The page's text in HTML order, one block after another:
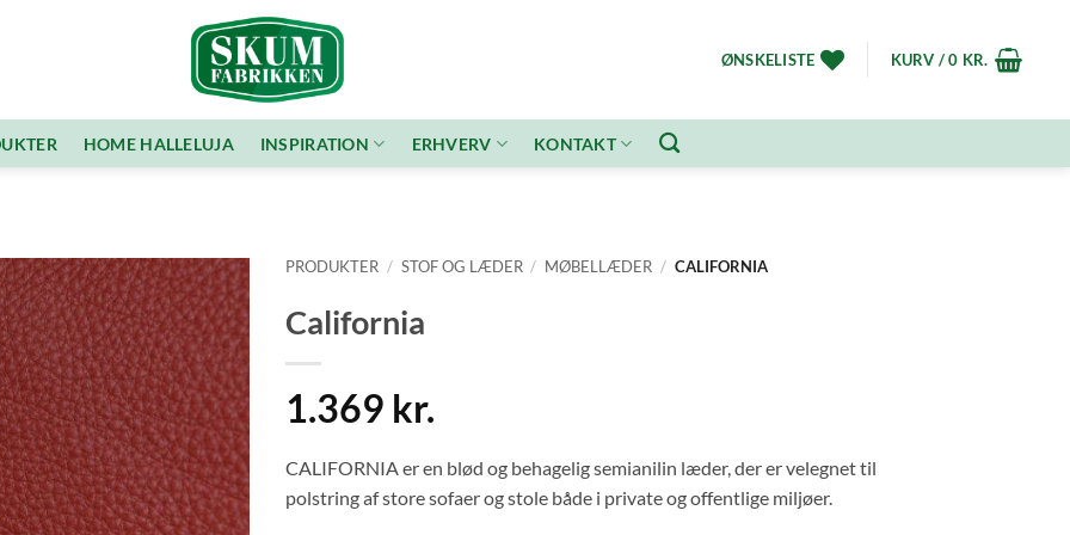
ØNSKELISTE KURV /0 KR.
HOME HALLELUJA INSPIRATION ERHVERV KONTAKT
Tilføj
ønskeliste
PRODUKTER / STOF OG LÆDER / MØBELLÆDER / CALIFORNIA
California
1.369 kr.
CALIFORNIA er en blød og behagelig semianilin læder, der er velegnet til
polstring af store sofaer og stole både i private og offentlige miljøer.